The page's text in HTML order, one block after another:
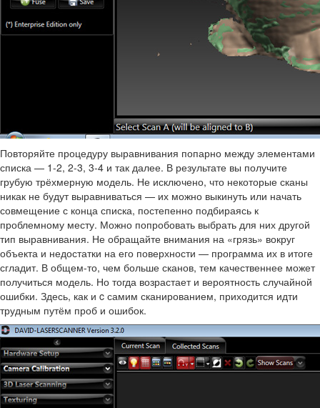
Повторяйте процедуру выравнивания попарно между элементами
списка — 1-2, 2-3, 3-4 и так далее. В результате вы получите
грубую трёхмерную модель. Не исключено, что некоторые сканы
никак не будут выравниваться — их можно выкинуть или начать
совмещение с конца списка, постепенно подбираясь к
проблемному месту. Можно попробовать выбрать для них другой
тип выравнивания. Не обращайте внимания на «грязь» вокруг
объекта и недостатки на его поверхности — программа их в итоге
сгладит. В общем-то, чем больше сканов, тем качественнее может
получиться модель. Но тогда возрастает и вероятность случайной
ошибки. Здесь, как и c самим сканированием, приходится идти
трудным путём проб и ошибок.